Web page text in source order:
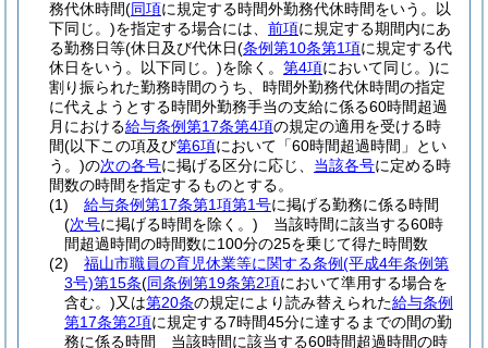
務代休時間(同項に規定する時間外勤務代休時間をいう。以
下同じ。)を指定する場合には、 前項に規定する期間内にあ
る勤務日等(休日及び代休日(条例第10条第1項に規定する代
休日をいう。以下同じ。)を除く。 第4項において同じ。)に
割り振られた勤務時間のうち、時間外勤務代休時間の指定
に代えようとする時間外勤務手当の支給に係る60時間超過
月における給与条例第17条第4項の規定の適用を受ける時
間(以下この項及び第6項において「60時間超過時間」とい
う。)の次の各号に掲げる区分に応じ、 当該各号に定める時
間数の時間を指定するものとする。
(1)
給与条例第17条第1項第1号に掲げる勤務に係る時間
(次号に掲げる時間を除く。) 当該時間に該当する60時
間超過時間の時間数に100分の25を乗じて得た時間数
(2)
福山市職員の育児休業等に関する条例(平成4年条例第
3号)第15条(同条例第19条第2項において準用する場合を
含む。)又は第20条の規定により読み替えられた給与条例
第17条第2項に規定する7時間45分に達するまでの間の勤
務に係る時間 当該時間に該当する60時間超過時間の時